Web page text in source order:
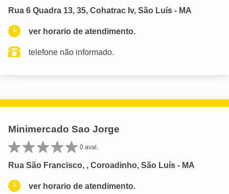
Rua 6 Quadra 13, 35, Cohatrac Iv, São Luís - MA
ver horario de atendimento.
telefone não informado.
Minimercado Sao Jorge
0 aval.
Rua São Francisco, , Coroadinho, São Luís - MA
ver horario de atendimento.